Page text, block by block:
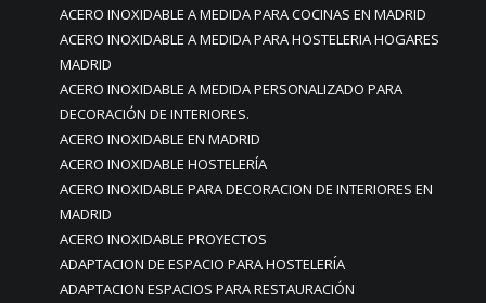
ACERO INOXIDABLE A MEDIDA PARA COCINAS EN MADRID
ACERO INOXIDABLE A MEDIDA PARA HOSTELERIA HOGARES
MADRID
ACERO INOXIDABLE A MEDIDA PERSONALIZADO PARA
DECORACIÓN DE INTERIORES.
ACERO INOXIDABLE EN MADRID
ACERO INOXIDABLE HOSTELERÍA
ACERO INOXIDABLE PARA DECORACION DE INTERIORES EN
MADRID
ACERO INOXIDABLE PROYECTOS
ADAPTACION DE ESPACIO PARA HOSTELERÍA
ADAPTACION ESPACIOS PARA RESTAURACIÓN